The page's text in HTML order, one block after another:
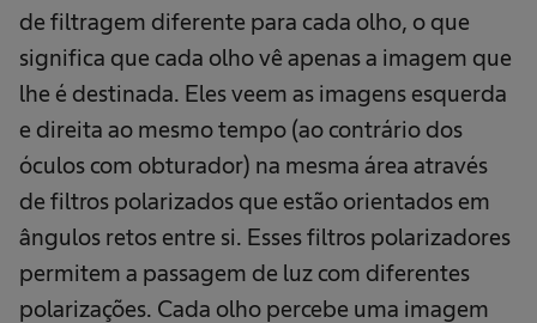
de filtragem diferente para cada olho, o que
significa que cada olho vê apenas a imagem que
lhe é destinada. Eles veem as imagens esquerda
e direita ao mesmo tempo (ao contrário dos
óculos com obturador) na mesma área através
de filtros polarizados que estão orientados em
ângulos retos entre si. Esses filtros polarizadores
permitem a passagem de luz com diferentes
polarizações. Cada olho percebe uma imagem